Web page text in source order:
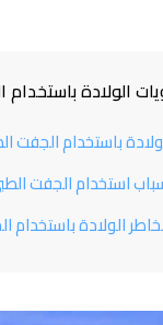
الولادة
باستخدام
استخدام الجفت
الولادة باستخدام